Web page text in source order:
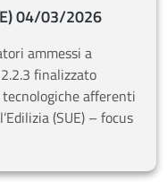
04/03/2026
ammessi a
finalizzato
afferenti
(SUE) – focus